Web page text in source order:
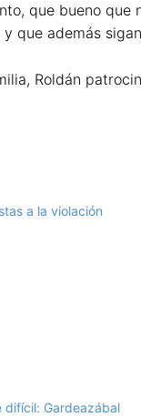
que bueno
además sigan
Roldán
a la violación
difícil: Gardeazábal